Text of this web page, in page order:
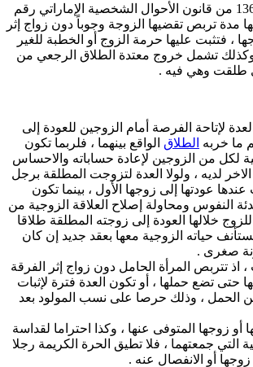
عرفت العدة المادة 136 من قانون الأحوال الشخصية الإماراتي رقم
2005 م ، بأنها مدة تربص تقضيها الزوجة وجوباً دون زواج إثر
، فتثبت عليها حرمة الزوج أو الخطبة للغير
تشمل خروج معتدة الطلاق الرجعي من
طلقت وهي فيه .
لإتاحة الفرصة أمام الزوجين للعودة إلى
ما خربه الطلاق الواقع بينهما ، فلربما تكون
لكل من الزوجين لإعادة حساباته والاحساس
لديه ، ولولا العدة لتزوجت المطلقة برجل
عودتها إلى زوجها الأول ، بينما تكون
النفوس ومحاولة إصلاح العلاقة الزوجية من
خلالها العودة إلى زوجته المطلقة طلاقا
حياته الزوجية معها بعقد جديد إن كان
صغرى .
، اذ تتربص المرأة الحامل دون زواج إثر الفرقة
حتى تضع حملها ، أو تكون العدة فترة لإثبات
الحمل ، وذلك حرصا على نسب المولود بعد
أو زوجها المتوفى عنها ، وكذا احتراما لقداسة
التي جمعتهما ، فلا تطيق الحرة الكريمة رجلا
زوجها أو الانفصال عنه .